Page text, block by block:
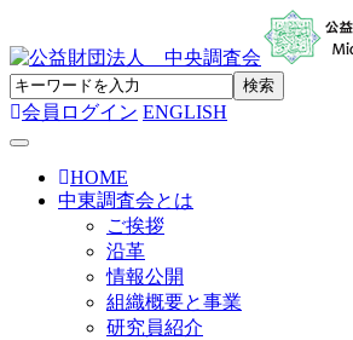
会員ログイン ENGLISH
Toggle navigation
HOME
中東調査会とは
ご挨拶
沿革
情報公開
組織概要と事業
研究員紹介